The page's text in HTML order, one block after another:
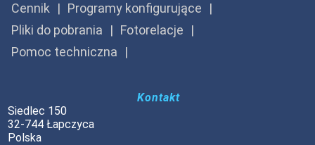
Cennik
Programy konfigurujące
Pliki do pobrania
Fotorelacje
Pomoc techniczna
Kontakt
Siedlec 150
32-744 Łapczyca
Polska